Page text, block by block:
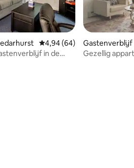
5 op 5, 3 recensies
Gemiddelde beoordeling
4,94 (64)
in de
Gastenverblijf
e
Gezellig